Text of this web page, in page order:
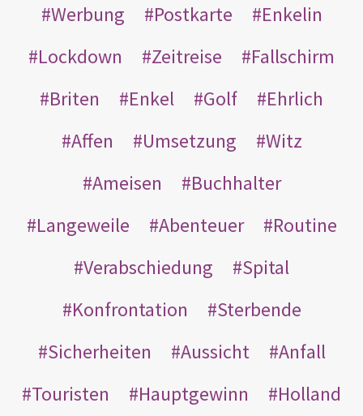
Werbung
Postkarte
Enkelin
Lockdown
Zeitreise
Fallschirm
Briten
Enkel Golf
Ehrlich
Affen
Umsetzung
Witz
Ameisen
Buchhalter
Langeweile
Abenteuer
Routine
Verabschiedung
Spital
Konfrontation
Sterbende
Sicherheiten
Aussicht
Anfall
Touristen
Hauptgewinn Holland